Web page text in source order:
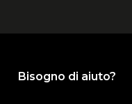
Bisogno di aiuto?